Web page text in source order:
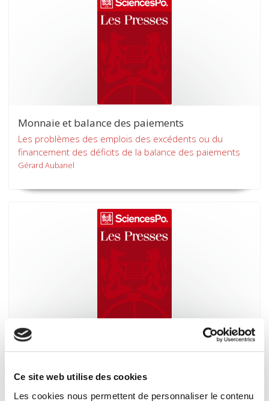
Ce site web utilise des cookies
Les cookies nous permettent de personnaliser le contenu
Monnaie et balance des paiements
Les problèmes des emplois des excédents ou du
financement des déficits de la balance des paiements
Gérard Aubanel
La France à l'épreuve de la concurrence
internationale 1951-1966